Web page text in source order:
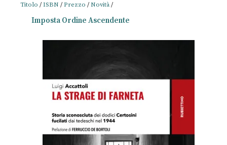
Titolo /ISBN /Prezzo /Novità/